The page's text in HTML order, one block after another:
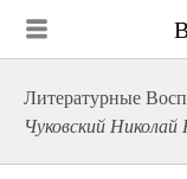
Литературные
Чуковский Николай